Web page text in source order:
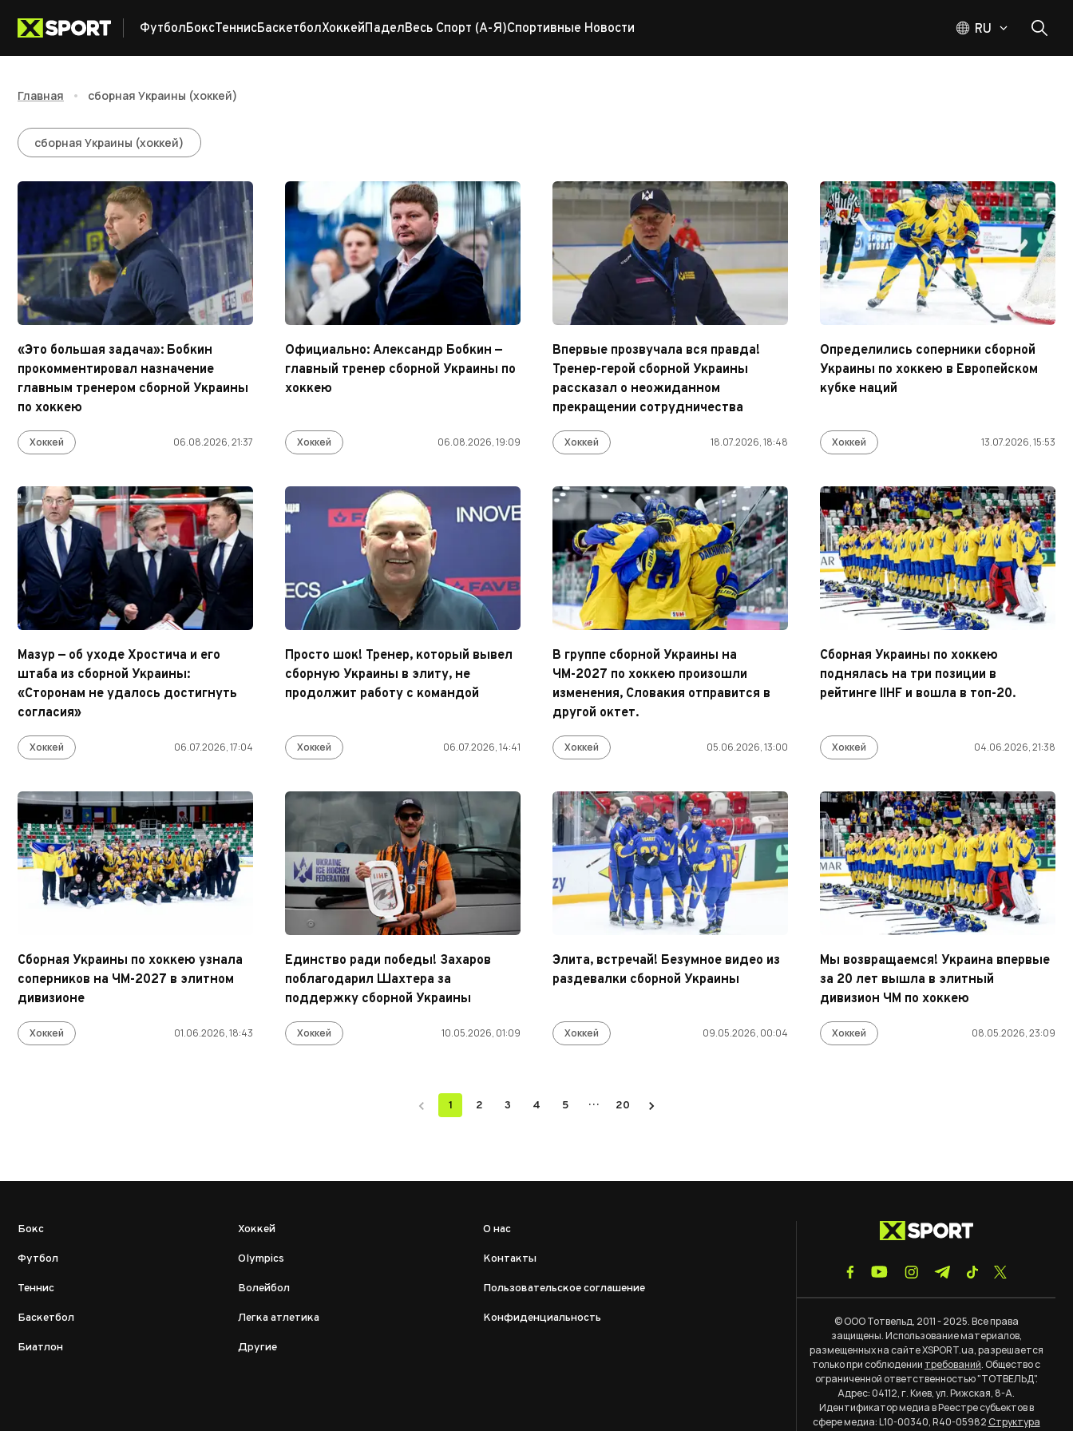
ФутболБоксТеннисБаскетболХоккейПаделВесь Спорт (А-Я)Спортивные Новости RU
Главная • сборная Украины (хоккей)
сборная Украины (хоккей)
сборная Украины (хоккей)
«Это большая задача»: Бобкин
прокомментировал назначение
главным тренером сборной Украины
по хоккею
Хоккей 06.08.2026, 21:37
Официально: Александр Бобкин —
главный тренер сборной Украины по
хоккею
Хоккей 06.08.2026, 19:09
Впервые прозвучала вся правда!
Тренер-герой сборной Украины
рассказал о неожиданном
прекращении сотрудничества
Хоккей 18.07.2026, 18:48
Определились соперники сборной
Украины по хоккею в Европейском
кубке наций
Хоккей 13.07.2026, 15:53
Мазур — об уходе Хроcтича и его
штаба из сборной Украины:
«Сторонам не удалось достигнуть
согласия»
Хоккей 06.07.2026, 17:04
Просто шок! Тренер, который вывел
сборную Украины в элиту, не
продолжит работу с командой
Хоккей 06.07.2026, 14:41
В группе сборной Украины на
ЧМ-2027 по хоккею произошли
изменения, Словакия отправится в
другой октет.
Хоккей 05.06.2026, 13:00
Сборная Украины по хоккею
поднялась на три позиции в
рейтинге IIHF и вошла в топ-20.
Хоккей 04.06.2026, 21:38
Сборная Украины по хоккею узнала
соперников на ЧМ-2027 в элитном
дивизионе
Хоккей 01.06.2026, 18:43
Единство ради победы! Захаров
поблагодарил Шахтера за
поддержку сборной Украины
Хоккей 10.05.2026, 01:09
Элита, встречай! Безумное видео из
раздевалки сборной Украины
Хоккей 09.05.2026, 00:04
Мы возвращаемся! Украина впервые
за 20 лет вышла в элитный
дивизион ЧМ по хоккею
Хоккей 08.05.2026, 23:09
1 2 3 4 5 … 20
Бокс
Футбол
Теннис
Баскетбол
Биатлон
Хоккей
Olympics
Волейбол
Легка атлетика
Другие
О нас
Контакты
Пользовательское соглашение
Конфиденциальность
© ООО Тотвельд, 2011 - 2025. Все права
защищены. Использование материалов,
размещенных на сайте XSPORT.ua, разрешается
только при соблюдении требований. Общество с
ограниченной ответственностью "ТОТВЕЛЬД".
Адрес: 04112, г. Киев, ул. Рижская, 8-А.
Идентификатор медиа в Реестре субъектов в
сфере медиа: L10-00340, R40-05982Структура